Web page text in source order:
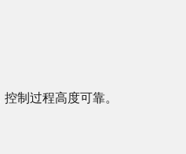
制过程高度可靠。